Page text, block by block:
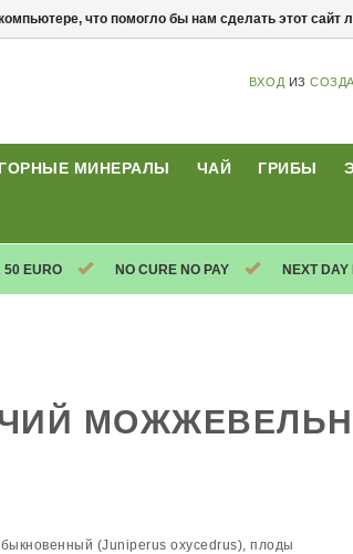
ВХОД ИЗ
ГОРНЫЕ МИНЕРАЛЫ ЧАЙ ГРИБЫ
50 EURO NO CURE NO PAY NEXT
(Juniperus oxycedrus), плоды
что помогло бы нам сделать этот сайт